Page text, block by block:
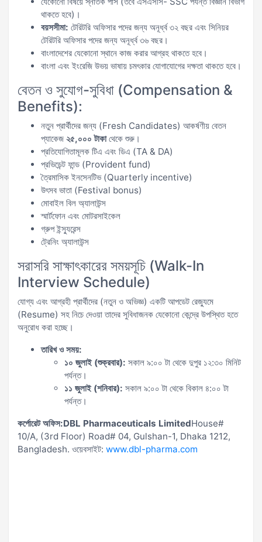
থাকতে হবে)।
বয়সসীমা: টেরিটরি অফিসার পদের জন্য অনূর্ধ্ব ৩২ বছর এবং সিনিয়র
টেরিটরি অফিসার পদের জন্য অনূর্ধ্ব ৩৬ বছর।
বাংলাদেশের যেকোনো স্থানে কাজ করার আগ্রহ থাকতে হবে।
বাংলা এবং ইংরেজি উভয় ভাষায় চমৎকার যোগাযোগের দক্ষতা থাকতে হবে।
বেতন ও সুযোগ-সুবিধা (Compensation &
Benefits):
নতুন প্রার্থীদের জন্য (Fresh Candidates) আকর্ষণীয় বেতন
প্যাকেজ ২৫,০০০ টাকাথেকে শুরু।
প্রতিযোগিতামূলক টিএ এবং ডিএ (TA & DA)
প্রভিডেন্ট ফান্ড (Provident fund)
ত্রৈমাসিক ইনসেনটিভ (Quarterly incentive)
উৎসব ভাতা (Festival bonus)
মোবাইল বিল অ্যালাউন্স
স্মার্টফোন এবং মোটরসাইকেল
গ্রুপ ইন্স্যুরেন্স
ট্রেনিং অ্যালাউন্স
সরাসরি সাক্ষাৎকারের সময়সূচি (Walk-In
Interview Schedule)
যোগ্য এবং আগ্রহী প্রার্থীদের (নতুন ও অভিজ্ঞ) একটি আপডেট রেজ্যুমে
(Resume) সহ নিচে দেওয়া তাদের সুবিধাজনক যেকোনো কেন্দ্রে উপস্থিত হতে
অনুরোধ করা হচ্ছে।
তারিখ ও সময়:
১০ জুলাই (শুক্রবার): সকাল ৯:০০ টা থেকে দুপুর ১২:৩০ মিনিট
পর্যন্ত।
১১ জুলাই (শনিবার): সকাল ৯:০০ টা থেকে বিকাল ৪:০০ টা
পর্যন্ত।
কর্পোরেট অফিস:DBL Pharmaceuticals LimitedHouse#
10/A, (3rd Floor) Road# 04, Gulshan-1, Dhaka 1212,
Bangladesh. ওয়েবসাইট: www.dbl-pharma.com